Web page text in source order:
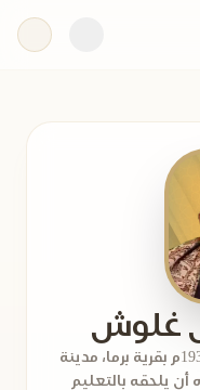
غلوش
ولد الشيخ راغب في يوم 5 يوليو 1938م بقرية برما، مدينة
أن يلحقه بالتعليم